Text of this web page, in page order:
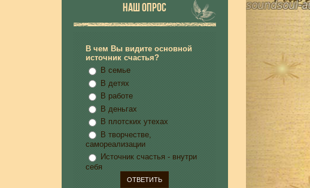
НАШ ОПРОС
В чем Вы видите основной
источник счастья?
В семье
В детях
В работе
В деньгах
В плотских утехах
В творчестве,
самореализации
Источник счастья - внутри
себя